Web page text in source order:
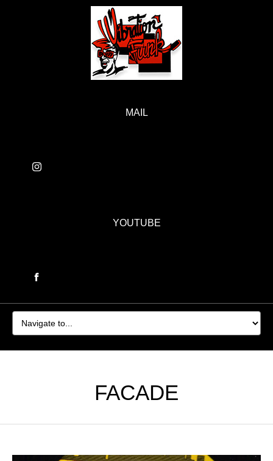
MAIL
YOUTUBE
FACADE